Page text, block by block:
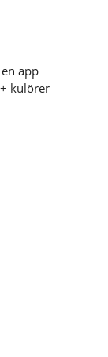
app
kulörer